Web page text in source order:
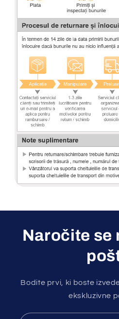
Naročite se
Bodite prvi, ki boste
ekskluzivne